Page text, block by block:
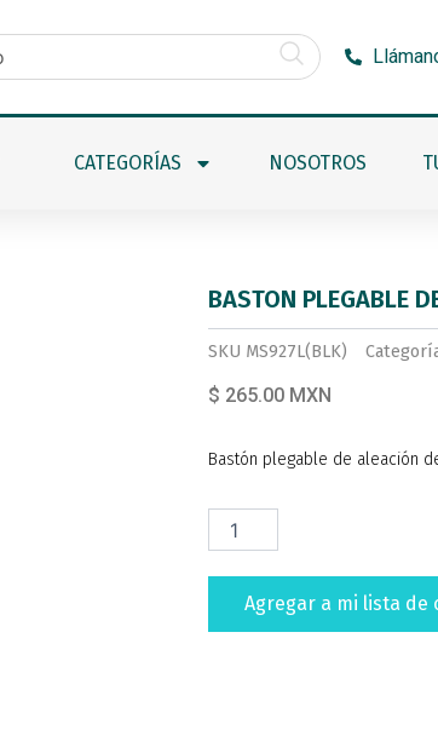
CATEGORÍAS NOSOTROS
BASTON PLEGABLE
SKU MS927L(BLK)
$ 265.00 MXN
Bastón plegable de aleación
BASTON
PLEGABLE
DRIVE
NEGRO
Agregar a mi lista de